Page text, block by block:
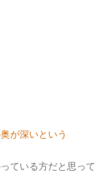
が深いという
ている方だと思って